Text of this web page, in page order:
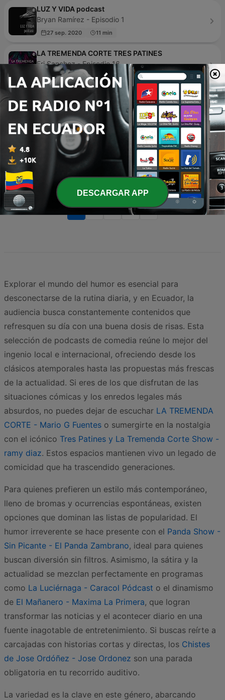
LUZ Y VIDA podcast
Bryan Ramírez - Episodio 1
27 sep. 2020 11 min
LA TREMENDA CORTE TRES PATINES
Eri Sanchez - Episodio 16
27 oct. 2024 17 min
Fênix Podcast - Episodio 99
03 feb. 2022
Jumbo Podcast
JUMBO - Episodio 7
Página1de 4
> >>
Explorar el mundo del humor es esencial para
desconectarse de la rutina diaria, y en Ecuador, la
audiencia busca constantemente contenidos que
refresquen su día con una buena dosis de risas. Esta
selección de podcasts de comedia reúne lo mejor del
ingenio local e internacional, ofreciendo desde los
clásicos atemporales hasta las propuestas más frescas
de la actualidad. Si eres de los que disfrutan de las
situaciones cómicas y los enredos legales más
absurdos, no puedes dejar de escuchar LA TREMENDA
CORTE - Mario G Fuentes o sumergirte en la nostalgia
con el icónico Tres Patines y La Tremenda Corte Show -
ramy diaz. Estos espacios mantienen vivo un legado de
comicidad que ha trascendido generaciones.
Para quienes prefieren un estilo más contemporáneo,
lleno de bromas y ocurrencias espontáneas, existen
opciones que dominan las listas de popularidad. El
humor irreverente se hace presente con el Panda Show -
Sin Picante - El Panda Zambrano, ideal para quienes
buscan diversión sin filtros. Asimismo, la sátira y la
actualidad se mezclan perfectamente en programas
como La Luciérnaga - Caracol Pódcast o el dinamismo
de El Mañanero - Maxima La Primera, que logran
transformar las noticias y el acontecer diario en una
fuente inagotable de entretenimiento. Si buscas reírte a
carcajadas con historias cortas y directas, los Chistes
de Jose Ordóñez - Jose Ordonez son una parada
obligatoria en tu recorrido auditivo.
La variedad es la clave en este género, abarcando
DESCARGAR APP